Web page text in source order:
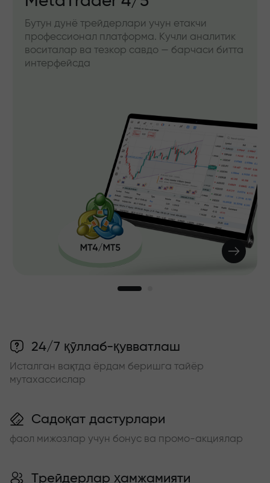
Бутун дунё трейдерлари учун етакчи
профессионал платформа. Кучли аналитик
воситалар ва тезкор савдо — барчаси битта
интерфейсда
24/7 қўллаб-қувватлаш
Исталган вақтда ёрдам беришга тайёр
мутахассислар
Садоқат дастурлари
фаол мижозлар учун бонус ва промо-акциялар
Трейдерлар ҳамжамияти